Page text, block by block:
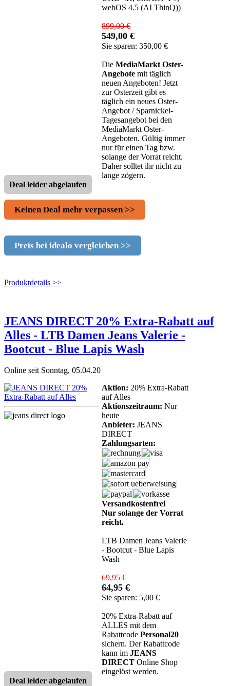
webOS 4.5 (AI ThinQ))
899,00 €
549,00 €
Sie sparen: 350,00 €
Die MediaMarkt Oster-
Angebote mit täglich
neuen Angeboten! Jetzt
zur Osterzeit gibt es
täglich ein neues Oster-
Angebot / Sparnickel-
Tagesangebot bei den
MediaMarkt Oster-
Angeboten. Gültig immer
nur für einen Tag bzw.
solange der Vorrat reicht.
Daher solltet ihr nicht zu
lange zögern.
Deal leider abgelaufen
Keinen Deal mehr verpassen >>
Preis bei idealo vergleichen >>
Produktdetails >>
JEANS DIRECT 20% Extra-Rabatt auf
Alles - LTB Damen Jeans Valerie -
Bootcut - Blue Lapis Wash
Online seit Sonntag, 05.04.20
Aktion: 20% Extra-Rabatt
auf Alles
Aktionszeitraum: Nur
heute
Anbieter: JEANS
DIRECT
Zahlungsarten:
Versandkostenfrei
Nur solange der Vorrat
reicht.
LTB Damen Jeans Valerie
- Bootcut - Blue Lapis
Wash
69,95 €
64,95 €
Sie sparen: 5,00 €
20% Extra-Rabatt auf
ALLES mit dem
Rabattcode Personal20
sichern. Der Rabattcode
kann im JEANS
DIRECT Online Shop
eingelöst werden.
Deal leider abgelaufen